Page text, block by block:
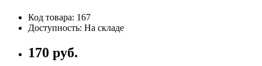
Код товара: 167
Доступность: На складе
170 руб.